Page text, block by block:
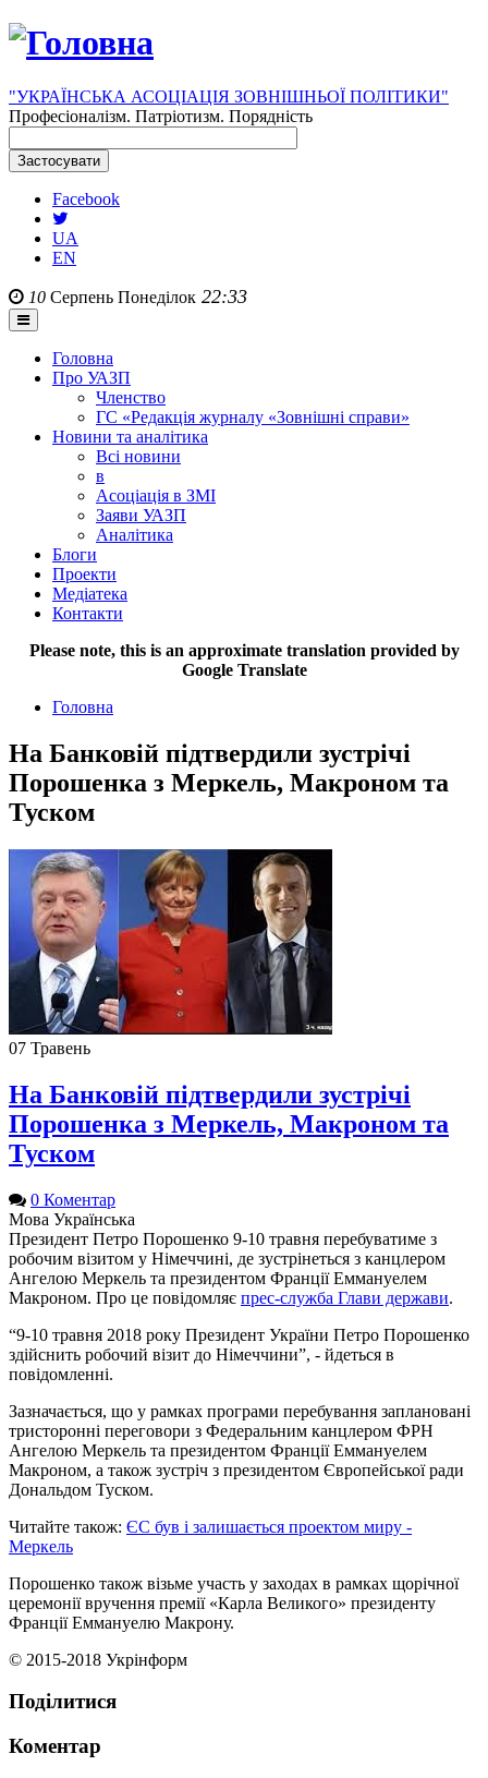
"УКРАЇНСЬКА АСОЦІАЦІЯ ЗОВНІШНЬОЇ ПОЛІТИКИ"
Професіоналізм. Патріотизм. Порядність
Facebook
UA
EN
10 Серпень Понеділок 22:33
Головна
Про УАЗП
Членство
ГС «Редакція журналу «Зовнішні справи»
Новини та аналітика
Всі новини
в
Асоціація в ЗМІ
Заяви УАЗП
Аналітика
Блоги
Проекти
Медіатека
Контакти
Please note, this is an approximate translation provided by
Google Translate
Головна
На Банковій підтвердили зустрічі
Порошенка з Меркель, Макроном та
Туском
07 Травень
На Банковій підтвердили зустрічі
Порошенка з Меркель, Макроном та
Туском
0 Коментар
Мова Українська
Президент Петро Порошенко 9-10 травня перебуватиме з
робочим візитом у Німеччині, де зустрінеться з канцлером
Ангелою Меркель та президентом Франції Еммануелем
Макроном. Про це повідомляє прес-служба Глави держави.
“9-10 травня 2018 року Президент України Петро Порошенко
здійснить робочий візит до Німеччини”, - йдеться в
повідомленні.
Зазначається, що у рамках програми перебування заплановані
тристоронні переговори з Федеральним канцлером ФРН
Ангелою Меркель та президентом Франції Еммануелем
Макроном, а також зустріч з президентом Європейської ради
Дональдом Туском.
Читайте також: ЄС був і залишається проектом миру -
Меркель
Порошенко також візьме участь у заходах в рамках щорічної
церемонії вручення премії «Карла Великого» президенту
Франції Еммануелю Макрону.
© 2015-2018 Укрінформ
Поділитися
Коментар